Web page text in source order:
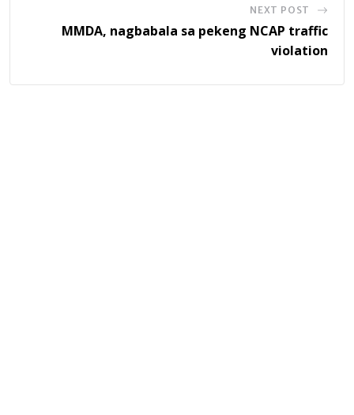
NEXT POST
MMDA, nagbabala sa pekeng NCAP traffic
violation